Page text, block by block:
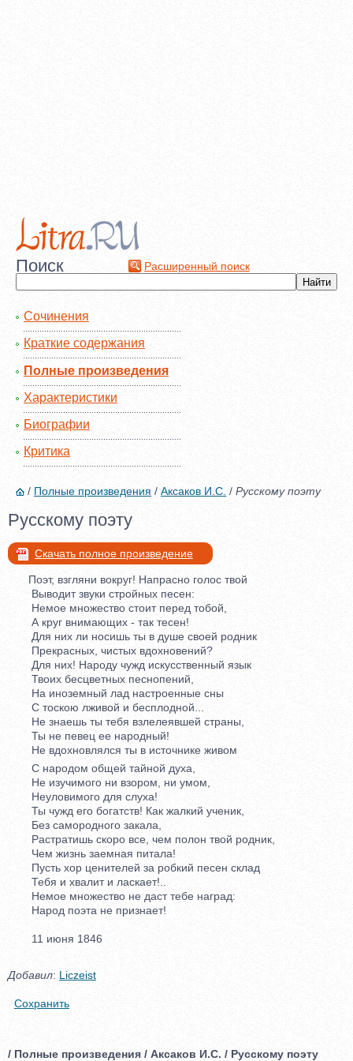
Поиск Расширенный поиск
Сочинения
Краткие содержания
Полные произведения
Характеристики
Биографии
Критика
/ Полные произведения / Аксаков И.С. / Русскому поэту
Русскому поэту
Скачать полное произведение
Поэт, взгляни вокруг! Напрасно голос твой
Выводит звуки стройных песен:
Немое множество стоит перед тобой,
А круг внимающих - так тесен!
Для них ли носишь ты в душе своей родник
Прекрасных, чистых вдохновений?
Для них! Народу чужд искусственный язык
Твоих бесцветных песнопений,
На иноземный лад настроенные сны
С тоскою лживой и бесплодной...
Не знаешь ты тебя взлелеявшей страны,
Ты не певец ее народный!
Не вдохновлялся ты в источнике живом
С народом общей тайной духа,
Не изучимого ни взором, ни умом,
Неуловимого для слуха!
Ты чужд его богатств! Как жалкий ученик,
Без самородного закала,
Растратишь скоро все, чем полон твой родник,
Чем жизнь заемная питала!
Пусть хор ценителей за робкий песен склад
Тебя и хвалит и ласкает!..
Немое множество не даст тебе наград:
Народ поэта не признает!
11 июня 1846
Добавил: Liczeist
Сохранить
/ Полные произведения / Аксаков И.С. / Русскому поэту